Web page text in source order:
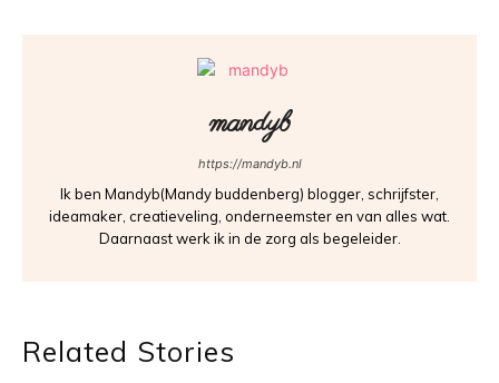
mandyb
https://mandyb.nl
Ik ben Mandyb(Mandy buddenberg) blogger, schrijfster,
ideamaker, creatieveling, onderneemster en van alles wat.
Daarnaast werk ik in de zorg als begeleider.
Related Stories